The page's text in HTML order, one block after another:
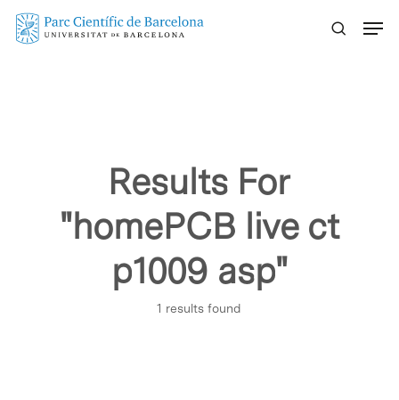
Skip
Results For
"homePCB live ct
p1009 asp"
1 results found